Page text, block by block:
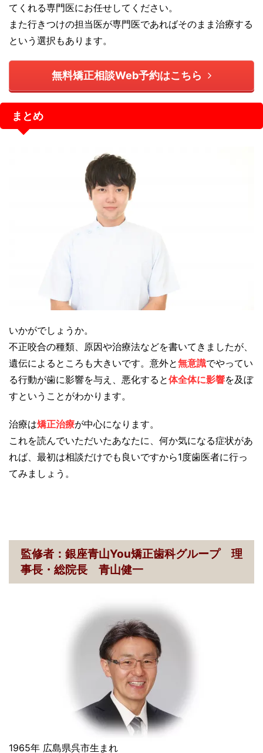
てくれる専門医にお任せしてください。
また行きつけの担当医が専門医であればそのまま治療する
という選択もあります。
無料矯正相談Web予約はこちら
まとめ
いかがでしょうか。
不正咬合の種類、原因や治療法などを書いてきましたが、
遺伝によるところも大きいです。意外と無意識でやってい
る行動が歯に影響を与え、悪化すると体全体に影響を及ぼ
すということがわかります。
治療は矯正治療が中心になります。
これを読んでいただいたあなたに、何か気になる症状があ
れば、最初は相談だけでも良いですから1度歯医者に行っ
てみましょう。
監修者：銀座青山You矯正歯科グループ 理
事長・総院長 青山健一
1965年 広島県呉市生まれ